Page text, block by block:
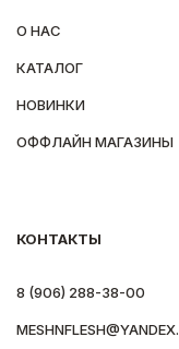
О НАС
КАТАЛОГ
НОВИНКИ
ОФФЛАЙН МАГАЗИНЫ
КОНТАКТЫ
8 (906) 288-38-00